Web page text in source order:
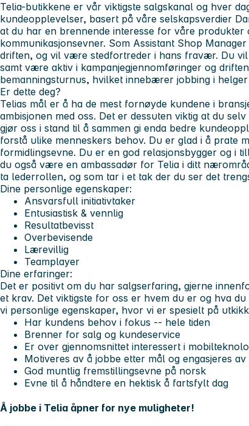
Telia-butikkene er vår viktigste salgskanal og hver
kundeopplevelser, basert på våre selskapsverdier
at du har en brennende interesse for våre produkter
kommunikasjonsevner. Som Assistant Shop
driften, og vil være stedfortreder i hans fravær. Du vil
samt være aktiv i kampanjegjennomføringer og
bemanningsturnus, hvilket innebærer jobbing i
Er dette deg?
Telias mål er å ha de mest fornøyde kundene i
ambisjonen med oss. Det er dessuten viktig at du
gjør oss i stand til å sammen gi enda bedre
forstå ulike menneskers behov. Du er glad i å prate
formidlingsevne. Du er en god relasjonsbygger og i
du også være en ambassadør for Telia i ditt
ta lederrollen, og som tar i et tak der du ser det
Dine personlige egenskaper:
Ansvarsfull initiativtaker
Entusiastisk & vennlig
Resultatbevisst
Overbevisende
Lærevillig
Teamplayer
Dine erfaringer:
Det er positivt om du har salgserfaring, gjerne
et krav. Det viktigste for oss er hvem du er og hva
vi personlige egenskaper, hvor vi er spesielt på
Har kundens behov i fokus -- hele tiden
Brenner for salg og kundeservice
Er over gjennomsnittet interessert i
Motiveres av å jobbe etter mål og engasjeres
God muntlig fremstillingsevne på norsk
Evne til å håndtere en hektisk å fartsfylt dag
Å jobbe i Telia åpner for nye muligheter!